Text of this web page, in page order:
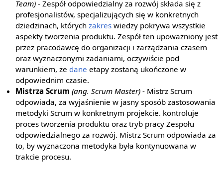
Team) - Zespół odpowiedzialny za rozwój składa się z
profesjonalistów, specjalizujących się w konkretnych
dziedzinach, którychzakres wiedzy pokrywa wszystkie
aspekty tworzenia produktu. Zespół ten upoważniony jest
przez pracodawcę do organizacji i zarządzania czasem
oraz wyznaczonymi zadaniami, oczywiście pod
warunkiem, że dane etapy zostaną ukończone w
odpowiednim czasie.
Mistrza Scrum (ang. Scrum Master) - Mistrz Scrum
odpowiada, za wyjaśnienie w jasny sposób zastosowania
metodyki Scrum w konkretnym projekcie. kontroluje
proces tworzenia produktu oraz tryb pracy Zespołu
odpowiedzialnego za rozwój. Mistrz Scrum odpowiada za
to, by wyznaczona metodyka była kontynuowana w
trakcie procesu.